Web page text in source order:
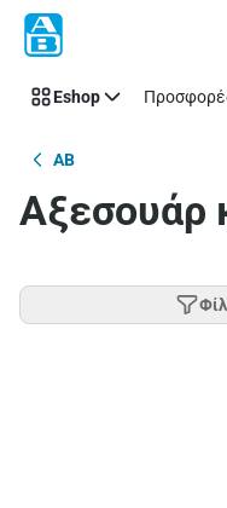
Παράλειψη
Eshop
AB
Αξεσουάρ